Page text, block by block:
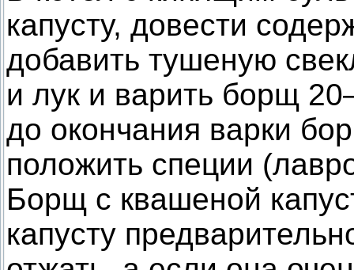
капусту, довести
добавить тушеную
и лук и варить борщ
до окончания варки
положить специи
Борщ с квашеной
капусту